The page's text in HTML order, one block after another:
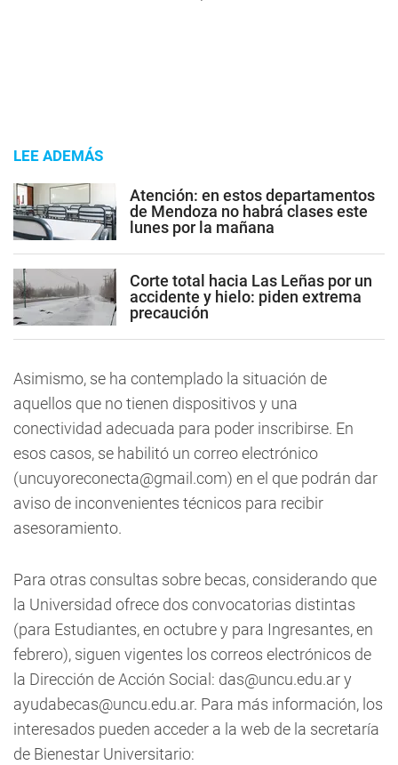
LEE ADEMÁS
Atención: en estos departamentos
de Mendoza no habrá clases este
lunes por la mañana
Corte total hacia Las Leñas por un
accidente y hielo: piden extrema
precaución
Asimismo, se ha contemplado la situación de
aquellos que no tienen dispositivos y una
conectividad adecuada para poder inscribirse. En
esos casos, se habilitó un correo electrónico
(uncuyoreconecta@gmail.com) en el que podrán dar
aviso de inconvenientes técnicos para recibir
asesoramiento.
Para otras consultas sobre becas, considerando que
la Universidad ofrece dos convocatorias distintas
(para Estudiantes, en octubre y para Ingresantes, en
febrero), siguen vigentes los correos electrónicos de
la Dirección de Acción Social: das@uncu.edu.ary
ayudabecas@uncu.edu.ar. Para más información, los
interesados pueden acceder a la web de la secretaría
de Bienestar Universitario: